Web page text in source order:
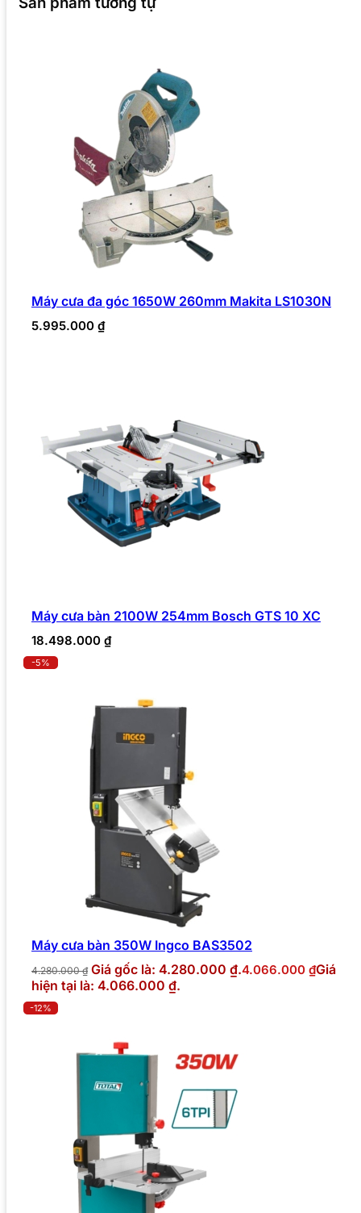
Máy cưa đa góc 1650W 260mm Makita LS1030N
5.995.000 ₫
Máy cưa bàn 2100W 254mm Bosch GTS 10 XC
18.498.000 ₫
-5%
Máy cưa bàn 350W Ingco BAS3502
4.280.000₫ Giá gốc là: 4.280.000 ₫.4.066.000 ₫Giá
hiện tại là: 4.066.000 ₫.
-12%